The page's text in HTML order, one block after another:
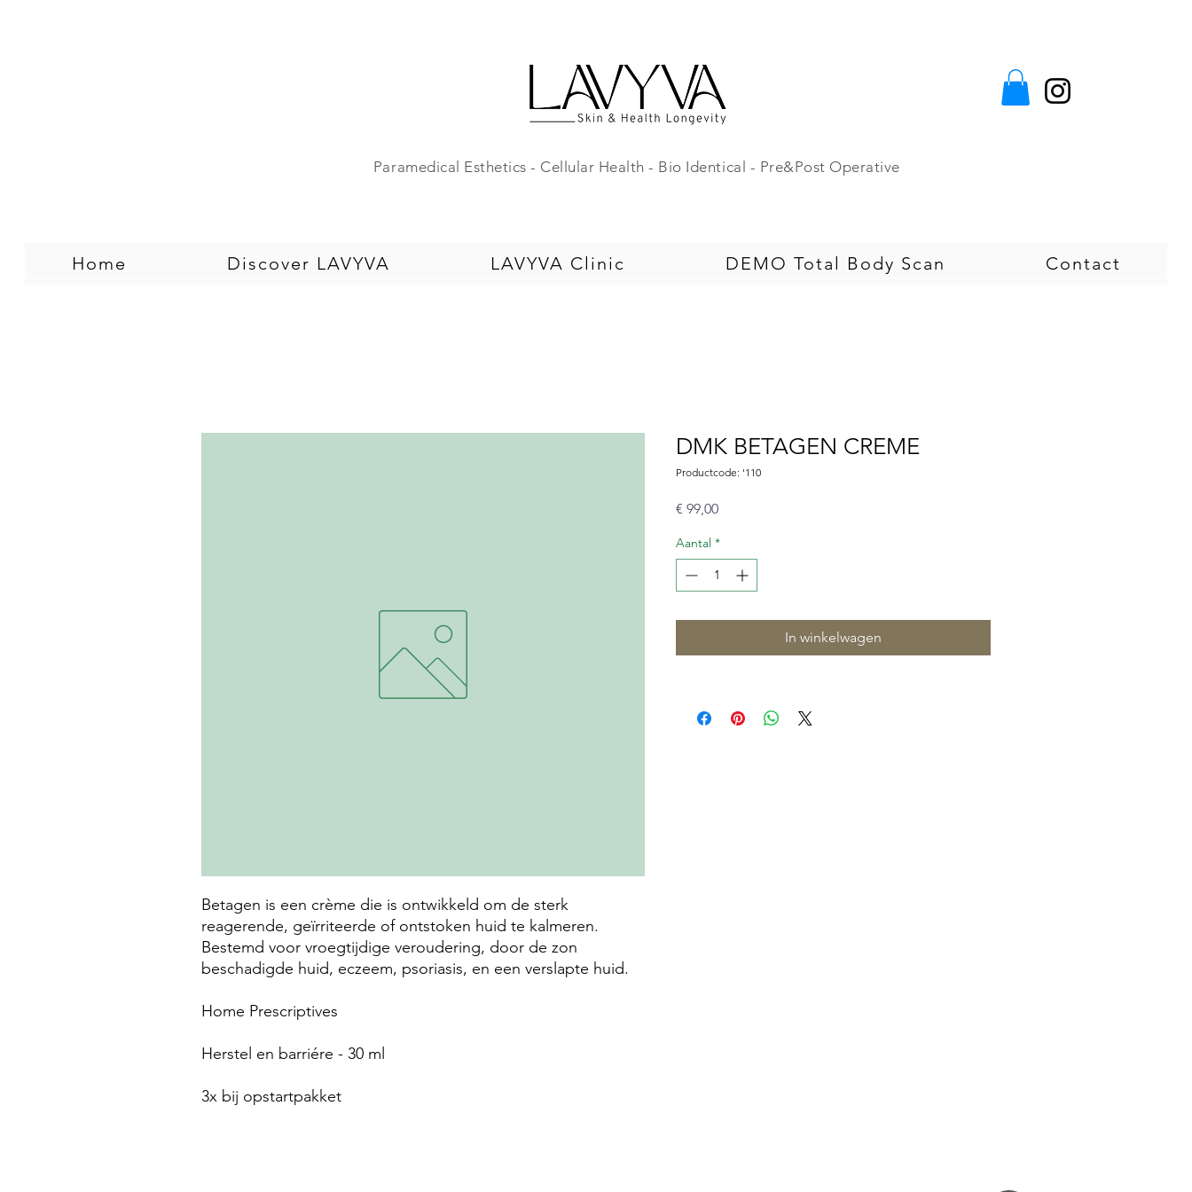
Paramedical Esthetics - Cellular Health - Bio Identical - Pre&Post Operative
Home Discover LAVYVA LAVYVA Clinic DEMO Total Body Scan Contact
Betagen is een crème die is ontwikkeld om de sterk
reagerende, geïrriteerde of ontstoken huid te kalmeren.
Bestemd voor vroegtijdige veroudering, door de zon
beschadigde huid, eczeem, psoriasis, en een verslapte huid.
Home Prescriptives
Herstel en barriére - 30 ml
3x bij opstartpakket
DMK BETAGEN CREME
Productcode: '110
€ 99,00Prijs
Aantal *
In winkelwagen